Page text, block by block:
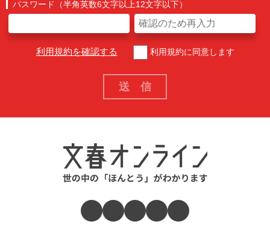
パスワード（半角英数6文字以上12文字以下）
利用規約を確認する 利用規約に同意します